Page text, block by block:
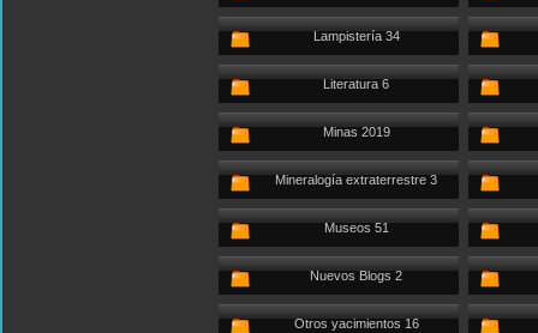
Lampistería 34
Literatura 6
Minas 2019
Mineralogía extraterrestre 3
Museos 51
Nuevos Blogs 2
Otros yacimientos 16